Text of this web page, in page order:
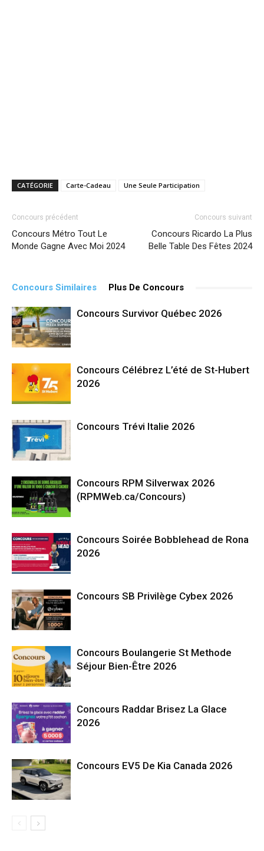
CATÉGORIE Carte-Cadeau Une Seule Participation
Concours précédent
Concours Métro Tout Le
Monde Gagne Avec Moi 2024
Concours suivant
Concours Ricardo La Plus
Belle Table Des Fêtes 2024
Concours Similaires Plus De Concours
Concours Survivor Québec 2026
Concours Célébrez L’été de St-Hubert
2026
Concours Trévi Italie 2026
Concours RPM Silverwax 2026
(RPMWeb.ca/Concours)
Concours Soirée Bobblehead de Rona
2026
Concours SB Privilège Cybex 2026
Concours Boulangerie St Methode
Séjour Bien-Être 2026
Concours Raddar Brisez La Glace
2026
Concours EV5 De Kia Canada 2026